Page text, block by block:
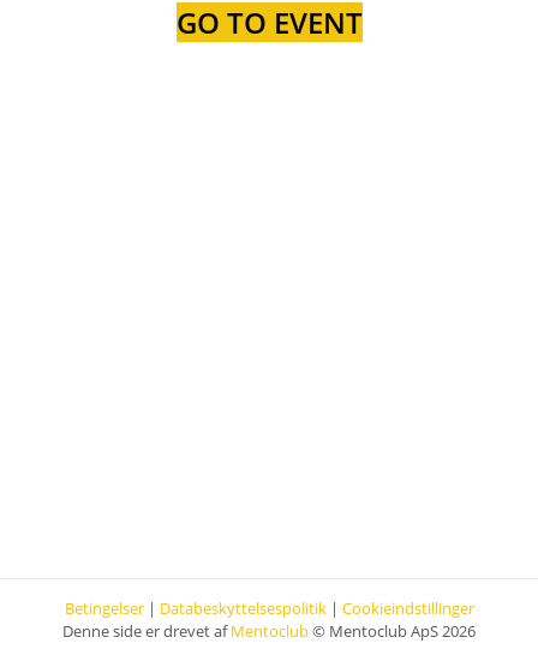
GO TO EVENT
Betingelser | Databeskyttelsespolitik | Cookieindstillinger
Denne side er drevet afMentoclub© Mentoclub ApS 2026